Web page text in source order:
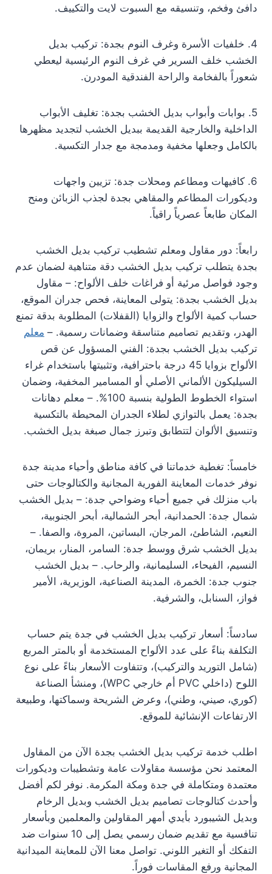
دافئ وفخم، وتنسيقه مع السبوت لايت والتكييف.
4. خلفيات الأسرة وغرف النوم بجدة: تركيب بديل
الخشب خلف السرير في غرف النوم الرئيسية ليعطي
شعوراً بالفخامة والراحة الفندقية المودرن.
5. بوابات وأبواب بديل الخشب بجدة: تغليف الأبواب
الداخلية والخارجية القديمة ببديل الخشب لتجديد مظهرها
بالكامل وجعلها مخفية ومدمجة مع جدار التكسية.
6. كافيهات ومطاعم ومحلات جدة: تزيين واجهات
وديكورات المطاعم والمقاهي بجدة لجذب الزبائن ومنح
المكان طابعاً عصرياً راقياً.
رابعاً: دور مقاول ومعلم تشطيب تركيب بديل الخشب
بجدة يتطلب تركيب بديل الخشب دقة متناهية لضمان عدم
وجود فواصل مرئية أو فراغات خلف الألواح: – مقاول
بديل الخشب بجدة: يتولى المعاينة، فحص جدران الموقع،
حساب كمية الألواح والزوايا (القفلات) المطلوبة بدقة تمنع
الهدر، وتقديم تصاميم متناسقة وضمانات رسمية. – معلم
تركيب بديل الخشب بجدة: الفني المسؤول عن قص
الألواح بزوايا 45 درجة باحترافية، وتثبيتها باستخدام غراء
السيليكون الألماني الأصلي أو المسامير المخفية، وضمان
استواء الخطوط الطولية بنسبة 100%. – معلم دهانات
بجدة: يعمل بالتوازي لطلاء الجدران المحيطة بالتكسية
وتنسيق الألوان لتتطابق وتبرز جمال صبغة بديل الخشب.
خامساً: تغطية خدماتنا في كافة مناطق وأحياء مدينة جدة
نوفر خدمات المعاينة الفورية المجانية والكتالوجات حتى
باب منزلك في جميع أحياء وضواحي جدة: – بديل الخشب
شمال جدة: الحمدانية، أبحر الشمالية، أبحر الجنوبية،
النعيم، الشاطئ، المرجان، البساتين، المروة، والصفا. –
بديل الخشب شرق ووسط جدة: السامر، المنار، بريمان،
النسيم، الفيحاء، السليمانية، والرحاب. – بديل الخشب
جنوب جدة: الخمرة، المدينة الصناعية، الوزيرية، الأمير
فواز، السنابل، والشرفية.
سادساً: أسعار تركيب بديل الخشب في جدة يتم حساب
التكلفة بناءً على عدد الألواح المستخدمة أو بالمتر المربع
(شامل التوريد والتركيب)، وتتفاوت الأسعار بناءً على نوع
اللوح (داخلي PVC أم خارجي WPC)، ومنشأ الصناعة
(كوري، صيني، وطني)، وعرض الشريحة وسماكتها، وطبيعة
الارتفاعات الإنشائية للموقع.
اطلب خدمة تركيب بديل الخشب بجدة الآن من المقاول
المعتمد نحن مؤسسة مقاولات عامة وتشطيبات وديكورات
معتمدة ومتكاملة في جدة ومكة المكرمة. نوفر لكم أفضل
وأحدث كتالوجات تصاميم بديل الخشب وبديل الرخام
وبديل الشيبورد بأيدي أمهر المقاولين والمعلمين وبأسعار
تنافسية مع تقديم ضمان رسمي يصل إلى 10 سنوات ضد
التفكك أو التغير اللوني. تواصل معنا الآن للمعاينة الميدانية
المجانية ورفع المقاسات فوراً.